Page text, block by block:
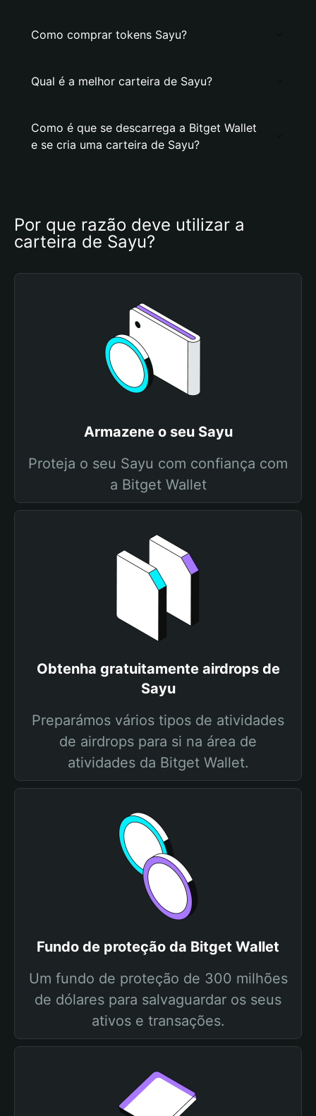
Como comprar tokens Sayu?
Qual é a melhor carteira de Sayu?
Como é que se descarrega a Bitget Wallet
e se cria uma carteira de Sayu?
Por que razão deve utilizar a
carteira de Sayu?
Armazene o seu Sayu
Proteja o seu Sayu com confiança com
a Bitget Wallet
Obtenha gratuitamente airdrops de
Sayu
Preparámos vários tipos de atividades
de airdrops para si na área de
atividades da Bitget Wallet.
Fundo de proteção da Bitget Wallet
Um fundo de proteção de 300 milhões
de dólares para salvaguardar os seus
ativos e transações.